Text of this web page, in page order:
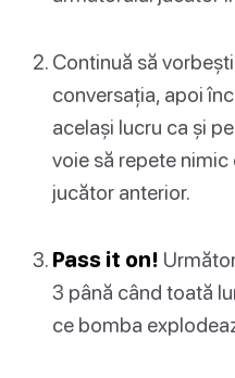
Continuă să
conversația, apoi
același lucru ca și
voie să repete nimic
jucător anterior.
Pass it on!
3 până când toată
ce bomba